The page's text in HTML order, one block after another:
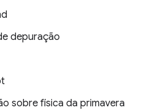
depuração
sobre física da primavera